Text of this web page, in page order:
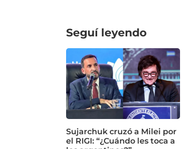
Seguí leyendo
Sujarchuk cruzó a Milei por
el RIGI: “¿Cuándo les toca a